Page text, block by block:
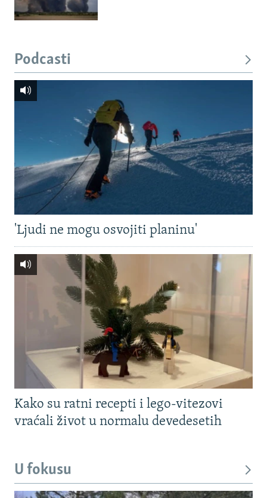
Podcasti
'Ljudi ne mogu osvojiti planinu'
Kako su ratni recepti i lego-vitezovi
vraćali život u normalu devedesetih
U fokusu